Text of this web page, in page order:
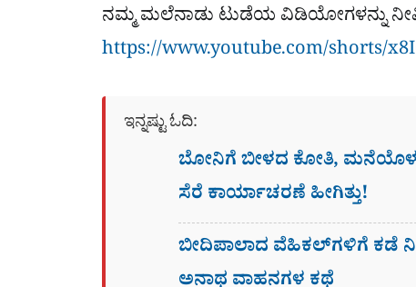
ನಮ್ಮ ಮಲೆನಾಡು ಟುಡೆಯ ವಿಡಿಯೋಗಳನ್ನು
https://www.youtube.com/shorts/
ಇನ್ನಷ್ಟು ಓದಿ:
ಬೋನಿಗೆ ಬೀಳದ ಕೋತಿ,
ಸೆರೆ ಕಾರ್ಯಾಚರಣೆ ಹೀಗಿತ್ತು!
ಬೀದಿಪಾಲಾದ ವೆಹಿಕಲ್​ಗಳಿಗೆ ಕಡೆ